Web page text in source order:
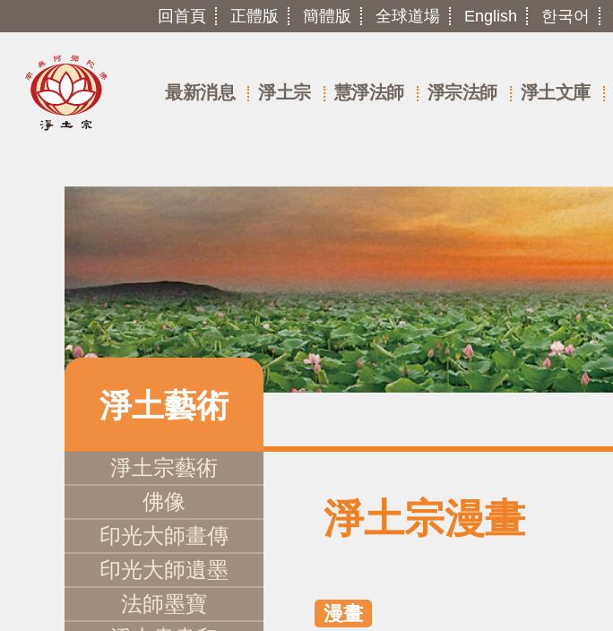
回首頁 正體版 簡體版 全球道場 English 한국어
最新消息 淨土宗 慧淨法師 淨宗法師 淨土文庫
淨土藝術
淨土宗藝術
佛像
印光大師畫傳
印光大師遺墨
法師墨寶
淨土宗漫畫
漫畫